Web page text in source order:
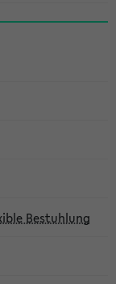
Bestuhlung